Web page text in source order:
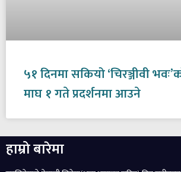
५१ दिनमा सकियो ‘चिरञ्जीवी
माघ १ गते प्रदर्शनमा आउने
हाम्रो बारेमा